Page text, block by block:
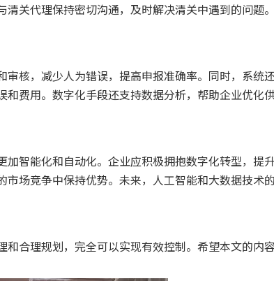
关代理保持密切沟通，及时解决清关中遇到的问题
核，减少人为错误，提高申报准确率。同时，系统
费用。数字化手段还支持数据分析，帮助企业优化
智能化和自动化。企业应积极拥抱数字化转型，提
场竞争中保持优势。未来，人工智能和大数据技术
合理规划，完全可以实现有效控制。希望本文的内